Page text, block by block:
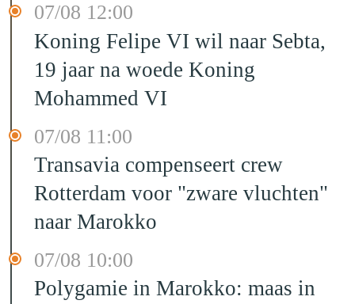
07/08 12:00
Koning Felipe VI wil naar Sebta,
19 jaar na woede Koning
Mohammed VI
07/08 11:00
Transavia compenseert crew
Rotterdam voor "zware vluchten"
naar Marokko
07/08 10:00
Polygamie in Marokko: maas in